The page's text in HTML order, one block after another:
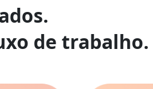
de trabalho.